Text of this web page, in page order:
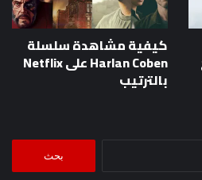
كيفية مشاهدة سلسلة
Harlan Coben على Netflix
بالترتيب
البحث